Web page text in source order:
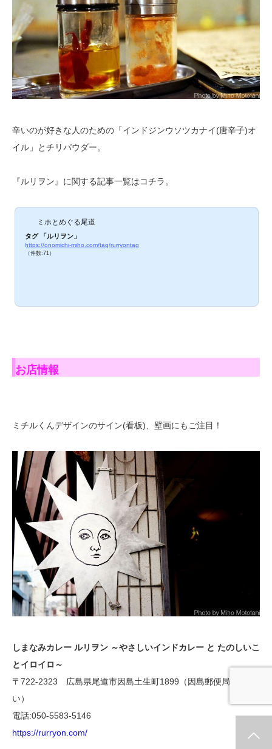
辛いのが好きな人のための「インドジンウソツカナイ(唐辛子)オ
イル」とチリパウダー。
『ルリヲン』に関する記事一覧はコチラ。
ミホとめぐる尾道
タグ 「ルリヲン」
https://onomichi-miho.com/tag/rurryontag
（件数:71）
お店情報
ミチルくんデザインのサイン(看板)、壁画にもご注目！
しまなみカレー ルリヲン ～やさしいインドカレー と たのしいこ
とイロイロ～
〒722-2323 広島県尾道市因島土生町1899（因島郵便局向か
い）
電話:050-5583-5146
https://rurryon.com/
お問合せ